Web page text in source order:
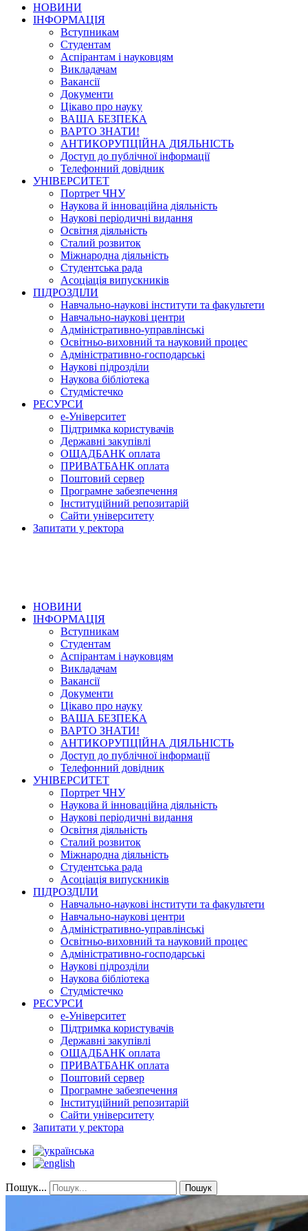
НОВИНИ
ІНФОРМАЦІЯ
Вступникам
Студентам
Аспірантам і науковцям
Викладачам
Вакансії
Документи
Цікаво про науку
ВАША БЕЗПЕКА
ВАРТО ЗНАТИ!
АНТИКОРУПЦІЙНА ДІЯЛЬНІСТЬ
Доступ до публічної інформації
Телефонний довідник
УНІВЕРСИТЕТ
Портрет ЧНУ
Наукова й інноваційна діяльність
Наукові періодичні видання
Освітня діяльність
Сталий розвиток
Міжнародна діяльність
Студентська рада
Асоціація випускників
ПІДРОЗДІЛИ
Навчально-наукові інститути та факультети
Навчально-наукові центри
Адміністративно-управлінські
Освітньо-виховний та науковий процес
Адміністративно-господарські
Наукові підрозділи
Наукова бібліотека
Студмістечко
РЕСУРСИ
е-Університет
Підтримка користувачів
Державні закупівлі
ОЩАДБАНК оплата
ПРИВАТБАНК оплата
Поштовий сервер
Програмне забезпечення
Інституційний репозитарій
Сайти університету
Запитати у ректора
НОВИНИ
ІНФОРМАЦІЯ
Вступникам
Студентам
Аспірантам і науковцям
Викладачам
Вакансії
Документи
Цікаво про науку
ВАША БЕЗПЕКА
ВАРТО ЗНАТИ!
АНТИКОРУПЦІЙНА ДІЯЛЬНІСТЬ
Доступ до публічної інформації
Телефонний довідник
УНІВЕРСИТЕТ
Портрет ЧНУ
Наукова й інноваційна діяльність
Наукові періодичні видання
Освітня діяльність
Сталий розвиток
Міжнародна діяльність
Студентська рада
Асоціація випускників
ПІДРОЗДІЛИ
Навчально-наукові інститути та факультети
Навчально-наукові центри
Адміністративно-управлінські
Освітньо-виховний та науковий процес
Адміністративно-господарські
Наукові підрозділи
Наукова бібліотека
Студмістечко
РЕСУРСИ
е-Університет
Підтримка користувачів
Державні закупівлі
ОЩАДБАНК оплата
ПРИВАТБАНК оплата
Поштовий сервер
Програмне забезпечення
Інституційний репозитарій
Сайти університету
Запитати у ректора
Пошук... Пошук